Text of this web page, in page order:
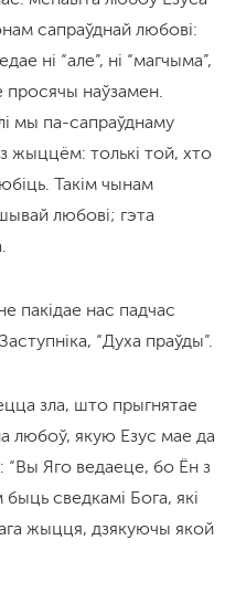
сапраўднай любові:
ні “але”, ні “магчыма”,
просячы наўзамен.
мы па-сапраўднаму
жыццём: толькі той, хто
Такім чынам
любові; гэта
пакідае нас падчас
“Духа праўды”.
зла, што прыгнятае
любоў, якую Езус мае да
“Вы Яго ведаеце, бо Ён з
сведкамі Бога, які
жыцця, дзякуючы якой